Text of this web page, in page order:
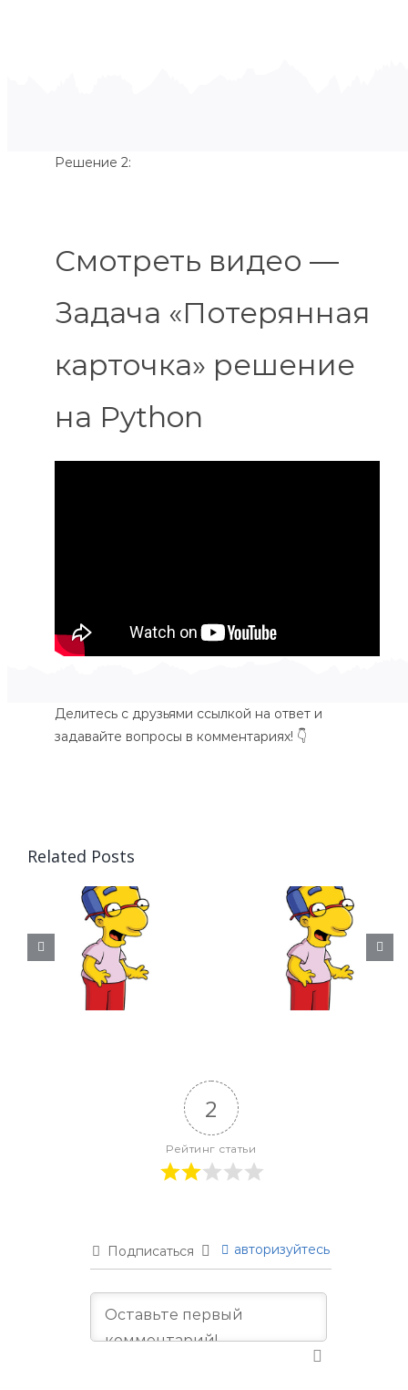
Решение 2:
Смотреть видео —
Задача «Потерянная
карточка» решение
на Python
Делитесь с друзьями ссылкой на ответ и
задавайте вопросы в комментариях! 👇
Related Posts
Задача
«Родословная:
предки и
потомки»
Задача
подсчет
2
Рейтинг статьи
Подписаться авторизуйтесь